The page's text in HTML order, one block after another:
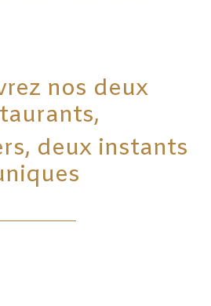
nos deux
deux instants